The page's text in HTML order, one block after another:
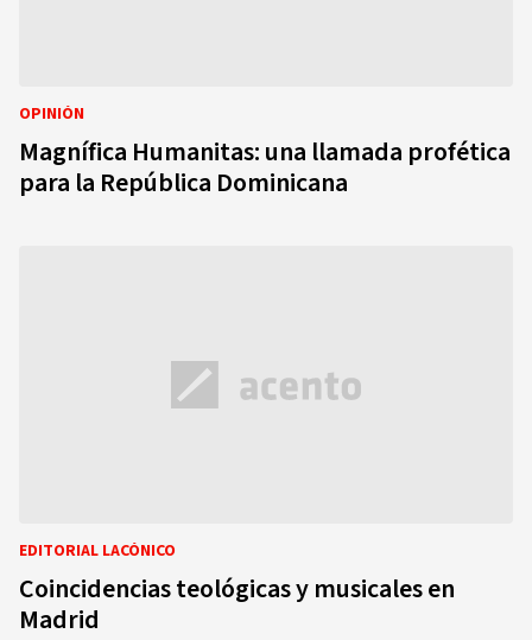
OPINIÓN
Magnífica Humanitas: una llamada profética
para la República Dominicana
EDITORIAL LACÓNICO
Coincidencias teológicas y musicales en
Madrid